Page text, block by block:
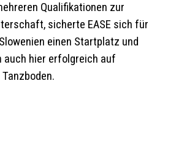
Qualifikationen zur
sicherte EASE sich für
einen Startplatz und
auch hier erfolgreich auf